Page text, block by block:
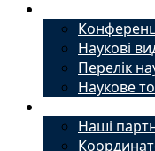
Наукові
Перелік
Наукове
Наші